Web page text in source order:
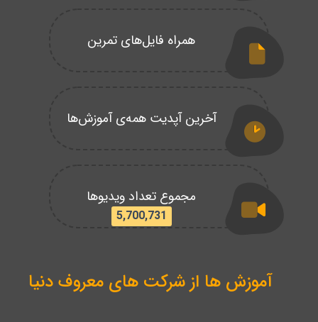
همراه فایل‌های تمرین
آخرین آپدیت همه‌ی آموزش‌ها
مجموع تعداد ویدیوها
5,700,731
آموزش ها از شرکت های معروف دنیا